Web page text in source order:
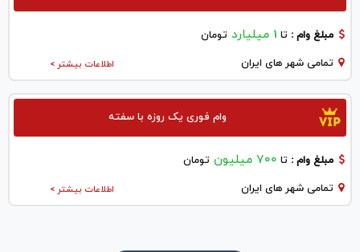
مبلغ وام : تا 1 میلیارد تومان
اطلاعات بیشتر > تمامی شهر های ایران
وام فوری یک روزه با سفته
مبلغ وام : تا 700 میلیون تومان
اطلاعات بیشتر > تمامی شهر های ایران